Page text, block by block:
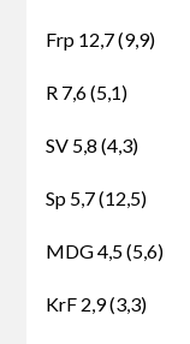
Frp 12,7 (9,9)
R 7,6 (5,1)
SV 5,8 (4,3)
Sp 5,7 (12,5)
MDG 4,5 (5,6)
KrF 2,9 (3,3)